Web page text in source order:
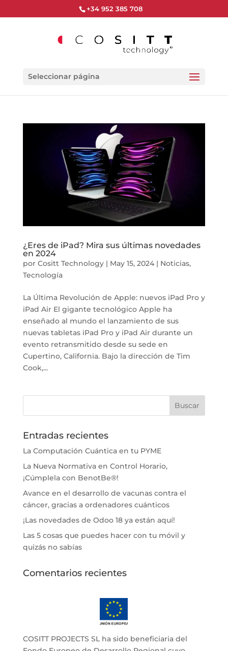
+34 952 385 708
Seleccionar página
¿Eres de iPad? Mira sus últimas novedades
en 2024
por Cositt Technology| May 15, 2024| Noticias,
Tecnología
La Última Revolución de Apple: nuevos iPad Pro y
iPad Air El gigante tecnológico Apple ha
enseñado al mundo el lanzamiento de sus
nuevas tabletas iPad Pro y iPad Air durante un
evento retransmitido desde su sede en
Cupertino, California. Bajo la dirección de Tim
Cook,...
Entradas recientes
La Computación Cuántica en tu PYME
La Nueva Normativa en Control Horario,
¡Cúmplela con BenotBe®!
Avance en el desarrollo de vacunas contra el
cáncer, gracias a ordenadores cuánticos
¡Las novedades de Odoo 18 ya están aquí!
Las 5 cosas que puedes hacer con tu móvil y
quizás no sabías
Comentarios recientes
COSITT PROJECTS SL ha sido beneficiaria del